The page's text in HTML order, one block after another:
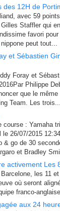
des 12H de
avec 59
Staffler qui
favori
peut tout...
et Sébastien
Foray et
Philippe
que le
Team. Les
course : Yamaha
26/07/2015
& go de 30
et Bradley
activement Les
les 11
où seront
franco-
aux 24